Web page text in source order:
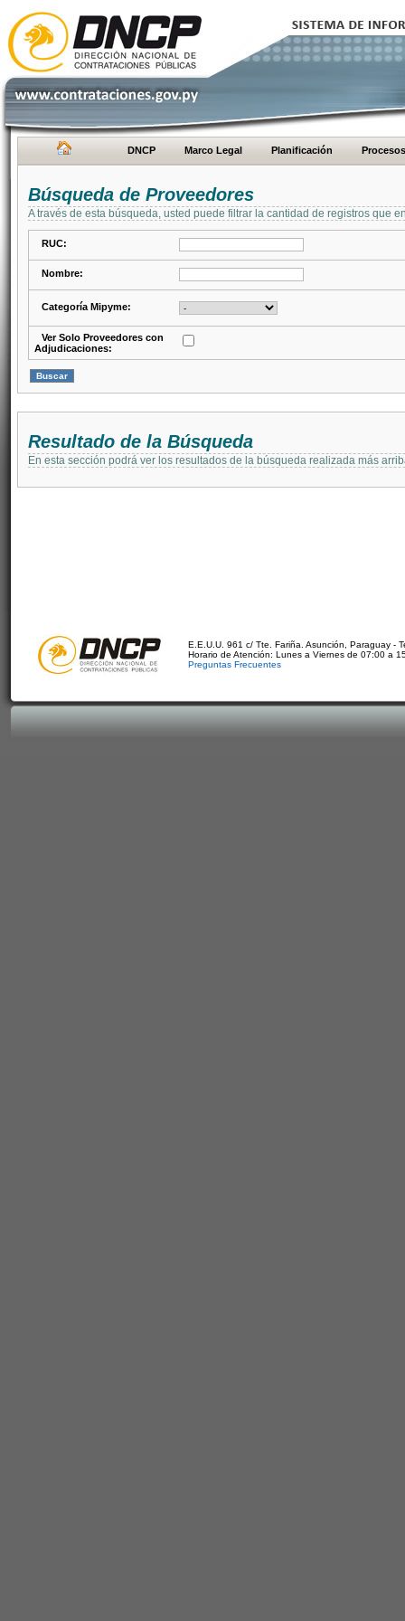
DNCP Marco Legal Planificación Procesos
Búsqueda de Proveedores
A través de esta búsqueda, usted puede filtrar la cantidad de registros que
RUC:
Nombre:
Categoría Mipyme:
Ver Solo Proveedores con
Adjudicaciones:
Resultado de la Búsqueda
En esta sección podrá ver los resultados de la búsqueda realizada más
E.E.U.U. 961 c/ Tte. Fariña. Asunción, Paraguay -
Horario de Atención: Lunes a Viernes de 07:00 a
Preguntas Frecuentes